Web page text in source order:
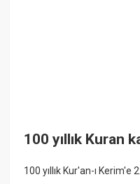
100 yıllık Kuran
100 yıllık Kur'an-ı Kerim'e